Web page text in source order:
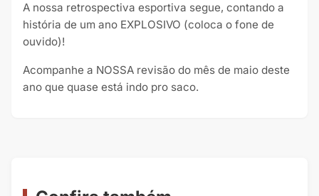
A nossa retrospectiva esportiva segue, contando a
história de um ano EXPLOSIVO (coloca o fone de
ouvido)!
Acompanhe a NOSSA revisão do mês de maio deste
ano que quase está indo pro saco.